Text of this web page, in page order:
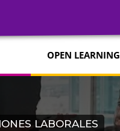
OPEN LEARNING
LABORALES